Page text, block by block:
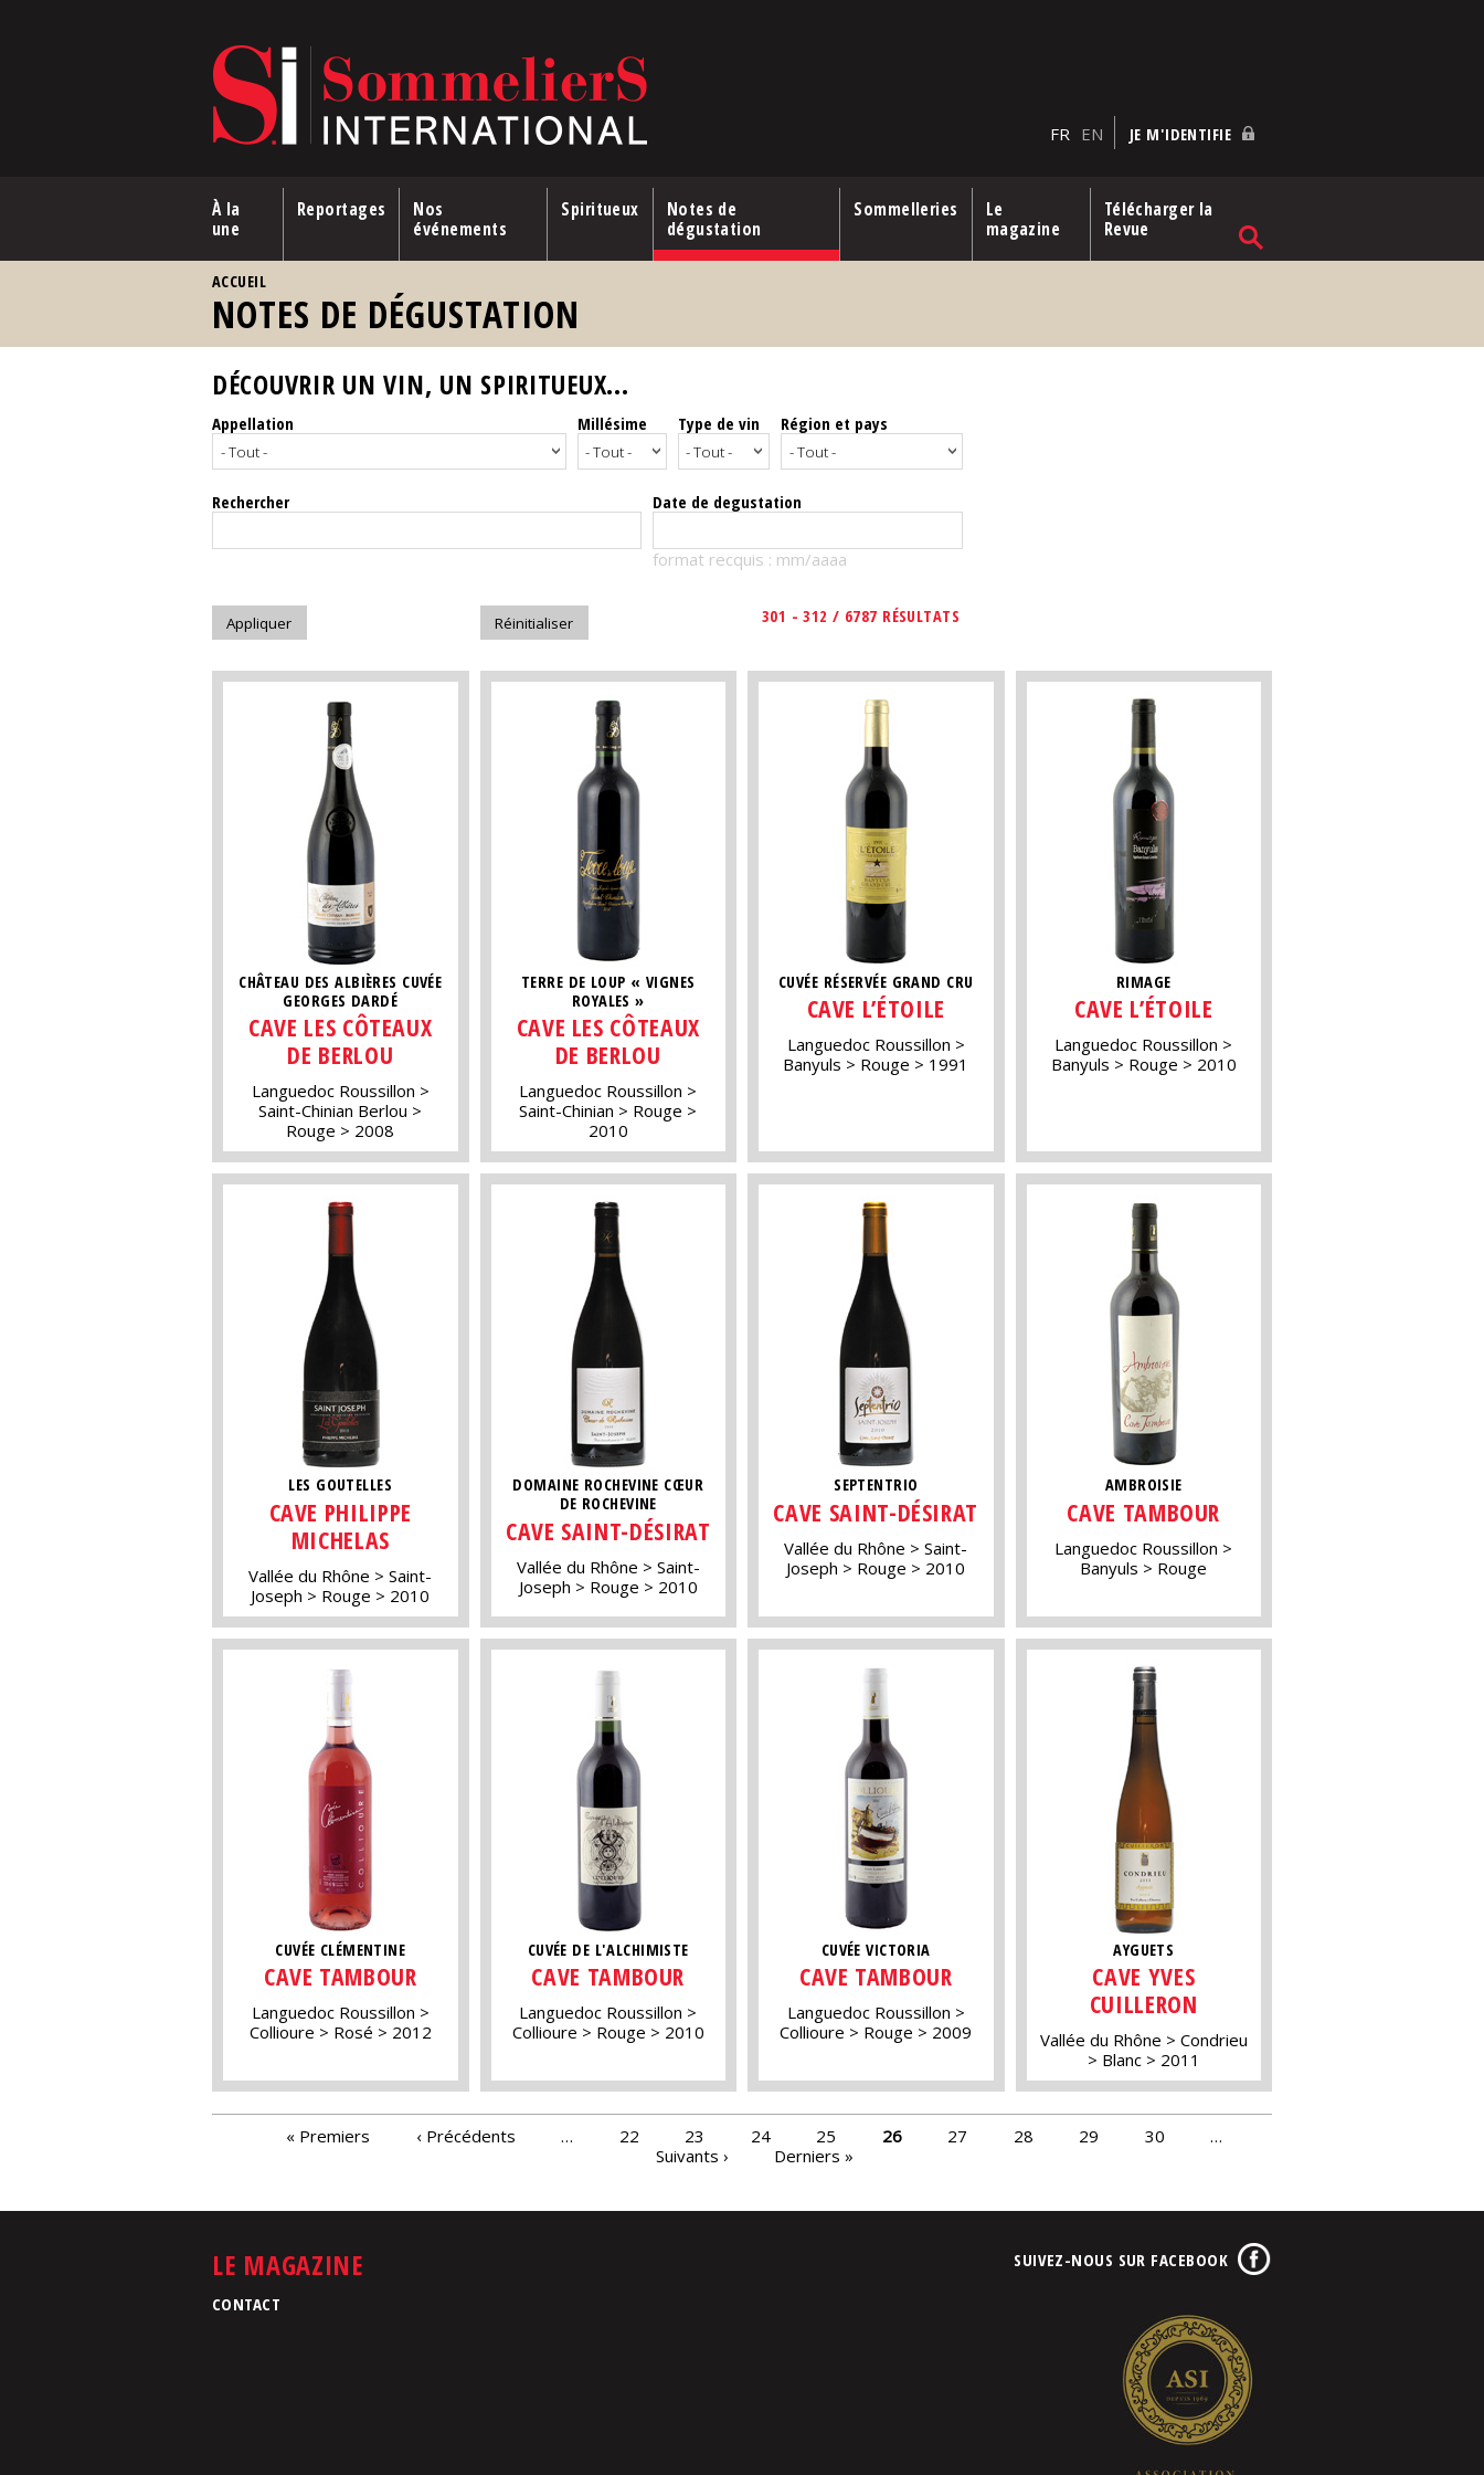
FR EN JE M'IDENTIFIE
À la
une
Reportages
Nos
événements
Spiritueux
Notes de
dégustation
Sommelleries
Le
magazine
Télécharger la
Revue
ACCUEIL
NOTES DE DÉGUSTATION
DÉCOUVRIR UN VIN, UN SPIRITUEUX...
Appellation Millésime Type de vin Région et pays
Rechercher Date de degustation
format recquis : mm/aaaa
301 - 312 / 6787 RÉSULTATS
CHÂTEAU DES ALBIÈRES CUVÉE
GEORGES DARDÉ
CAVE LES CÔTEAUX
DE BERLOU
Languedoc Roussillon
Saint-Chinian Berlou
Rouge
2008
TERRE DE LOUP « VIGNES
ROYALES »
CAVE LES CÔTEAUX
DE BERLOU
Languedoc Roussillon
Saint-Chinian
Rouge
2010
CUVÉE RÉSERVÉE GRAND CRU
CAVE L’ÉTOILE
Languedoc Roussillon
Banyuls
Rouge 1991
RIMAGE
CAVE L’ÉTOILE
Languedoc Roussillon
Banyuls
Rouge 2010
LES GOUTELLES
CAVE PHILIPPE
MICHELAS
Vallée du Rhône
Saint-
Joseph
Rouge 2010
DOMAINE ROCHEVINE CŒUR
DE ROCHEVINE
CAVE SAINT-DÉSIRAT
Vallée du Rhône
Saint-
Joseph
Rouge 2010
SEPTENTRIO
CAVE SAINT-DÉSIRAT
Vallée du Rhône
Saint-
Joseph
Rouge 2010
AMBROISIE
CAVE TAMBOUR
Languedoc Roussillon
Banyuls
Rouge
CUVÉE CLÉMENTINE
CAVE TAMBOUR
Languedoc Roussillon
Collioure
Rosé 2012
CUVÉE DE L'ALCHIMISTE
CAVE TAMBOUR
Languedoc Roussillon
Collioure
Rouge 2010
CUVÉE VICTORIA
CAVE TAMBOUR
Languedoc Roussillon
Collioure
Rouge 2009
AYGUETS
CAVE YVES
CUILLERON
Vallée du Rhône
Condrieu
Blanc
2011
« Premiers ‹ Précédents … 22 23 24 25 26 27 28 29 30
…
Suivants ›
Derniers »
LE MAGAZINE
CONTACT
SUIVEZ-NOUS SUR FACEBOOK